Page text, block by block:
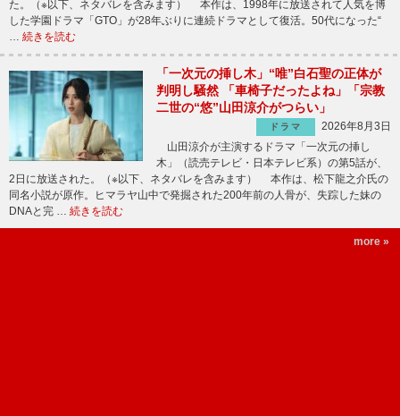
た。（※以下、ネタバレを含みます） 本作は、1998年に放送されて人気を博
した学園ドラマ「GTO」が28年ぶりに連続ドラマとして復活。50代になった“
… 続きを読む
「一次元の挿し木」“唯”白石聖の正体が
判明し騒然 「車椅子だったよね」「宗教
二世の“悠”山田涼介がつらい」
ドラマ
2026年8月3日
山田涼介が主演するドラマ「一次元の挿し
木」（読売テレビ・日本テレビ系）の第5話が、
2日に放送された。（※以下、ネタバレを含みます） 本作は、松下龍之介氏の
同名小説が原作。ヒマラヤ山中で発掘された200年前の人骨が、失踪した妹の
DNAと完 … 続きを読む
more »